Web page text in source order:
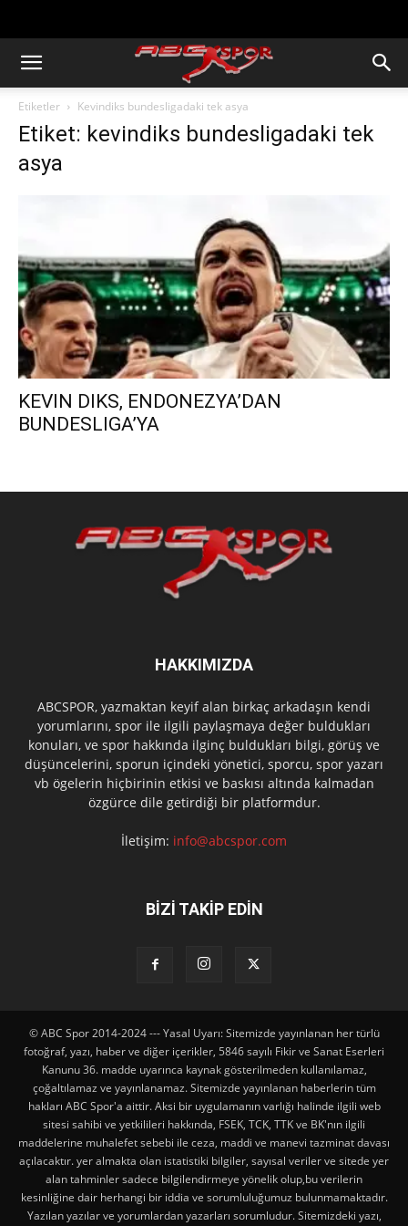
Etiketler Kevindiks bundesligadaki tek asya
Etiket: kevindiks bundesligadaki tek
asya
KEVIN DIKS, ENDONEZYA’DAN
BUNDESLIGA’YA
HAKKIMIZDA
ABCSPOR, yazmaktan keyif alan birkaç arkadaşın kendi
yorumlarını, spor ile ilgili paylaşmaya değer buldukları
konuları, ve spor hakkında ilginç buldukları bilgi, görüş ve
düşüncelerini, sporun içindeki yönetici, sporcu, spor yazarı
vb ögelerin hiçbirinin etkisi ve baskısı altında kalmadan
özgürce dile getirdiği bir platformdur.
İletişim: info@abcspor.com
BİZİ TAKİP EDİN
© ABC Spor 2014-2024 --- Yasal Uyarı: Sitemizde yayınlanan her türlü
fotoğraf, yazı, haber ve diğer içerikler, 5846 sayılı Fikir ve Sanat Eserleri
Kanunu 36. madde uyarınca kaynak gösterilmeden kullanılamaz,
çoğaltılamaz ve yayınlanamaz. Sitemizde yayınlanan haberlerin tüm
hakları ABC Spor'a aittir. Aksi bir uygulamanın varlığı halinde ilgili web
sitesi sahibi ve yetkilileri hakkında, FSEK, TCK, TTK ve BK'nın ilgili
maddelerine muhalefet sebebi ile ceza, maddi ve manevi tazminat davası
açılacaktır. yer almakta olan istatistiki bilgiler, sayısal veriler ve sitede yer
alan tahminler sadece bilgilendirmeye yönelik olup,bu verilerin
kesinliğine dair herhangi bir iddia ve sorumluluğumuz bulunmamaktadır.
Yazılan yazılar ve yorumlardan yazarları sorumludur. Sitemizdeki yazı,